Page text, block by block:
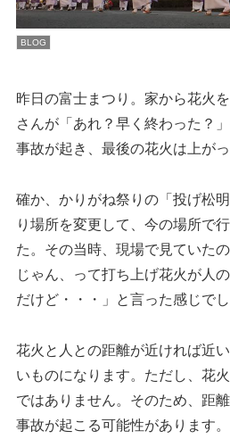
BLOG
昨日の富士まつり。家から花火
さんが「あれ？早く終わった？
事故が起き、最後の花火は上が
確か、かりがね祭りの「投げ松
り場所を変更して、今の場所で
た。その当時、現場で見ていた
じゃん、って打ち上げ花火が人
だけど・・・」と言った感じでし
花火と人との距離が近ければ近
いものになります。ただし、花
ではありません。そのため、距
事故が起こる可能性があります。